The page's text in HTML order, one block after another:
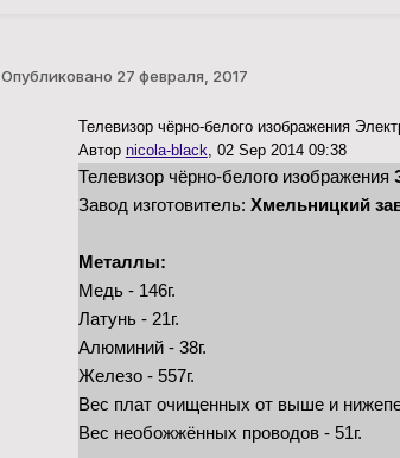
Опубликовано 27 февраля, 2017
Телевизор чёрно-белого изображения
Автор nicola-black 02 Sep 2014 09:38
Телевизор чёрно-белого изображения
Завод изготовитель: Хмельницкий
Металлы:
Медь - 146г.
Латунь - 21г.
Алюминий - 38г.
Железо - 557г.
Вес плат очищенных от выше и
Вес необожжённых проводов - 51г.